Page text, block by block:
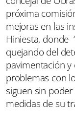
próxima
mejoras en las
Hiniesta, donde
quejando del
pavimentación y
problemas con
siguen sin
medidas de su